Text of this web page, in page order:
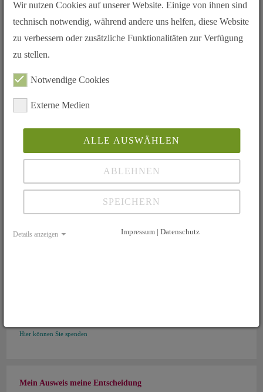
Institutionskennzeichen (IK) 500801009
Die Erteilung dieser Kennzeichnung können sie hier herunter laden.
Kontakt / Bankverbindung
Geschäftstelle des Vereins:
Bankverbindung des Vereins:
Kontakt
Lebertransplantierte Deutschland e.V.
Montag - Freitag 9:00 bis 13:00 Uhr
Fax: 02302/1798992
geschaeftsstelle(at)lebertransplantation.de
Hier können Sie spenden
Mein Ausweis meine Entscheidung
Wir nutzen Cookies auf unserer Website. Einige von ihnen sind
technisch notwendig, während andere uns helfen, diese Website
zu verbessern oder zusätzliche Funktionalitäten zur Verfügung
zu stellen.
Notwendige Cookies
Externe Medien
ALLE AUSWÄHLEN
ABLEHNEN
SPEICHERN
Details anzeigen Impressum | Datenschutz